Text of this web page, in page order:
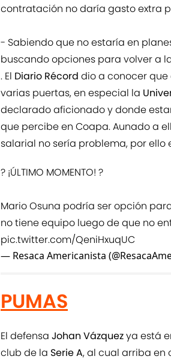
contratación no daría gasto extra
- Sabiendo que no estaría en
buscando opciones para volver a
. El Diario Récord dio a conocer
varias puertas, en especial la
declarado aficionado y donde
que percibe en Coapa. Aunado a
salarial no sería problema, por
? ¡ÚLTIMO MOMENTO! ?
Mario Osuna podría ser opción
no tiene equipo luego de que no
pic.twitter.com/QeniHxuqUC
— Resaca Americanista
PUMAS
El defensa Johan Vázquezya está
club de la Serie A, al cual arriba en